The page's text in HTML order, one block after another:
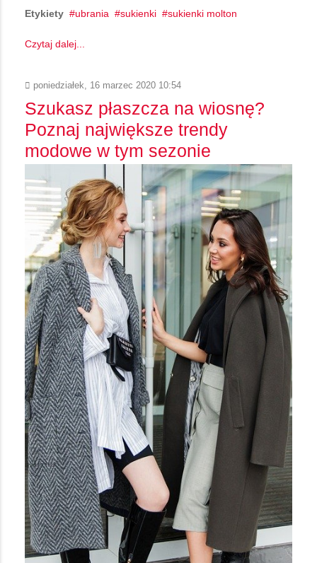
Etykiety ubrania sukienki sukienki molton
Czytaj dalej...
poniedziałek, 16 marzec 2020 10:54
Szukasz płaszcza na wiosnę?
Poznaj największe trendy
modowe w tym sezonie